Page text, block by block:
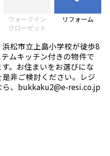
ウォークイン
クローゼット
リフォーム
松市立上島小学校が徒歩8
ムキッチン付きの物件で
。お住まいをお選びにな
非ご検討ください。レジ
ら、bukkaku2@e-resi.co.jp